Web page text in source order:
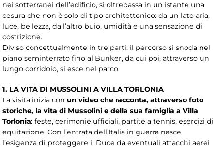
nei sotterranei dell’edificio, si oltrepassa in un istante una
cesura che non è solo di tipo architettonico: da un lato aria,
luce, bellezza, dall’altro buio, umidità e una sensazione di
costrizione.
Diviso concettualmente in tre parti, il percorso si snoda nel
piano seminterrato fino al Bunker, da cui poi, attraverso un
lungo corridoio, si esce nel parco.
1. LA VITA DI MUSSOLINI A VILLA TORLONIA
La visita inizia con un video che racconta, attraverso foto
storiche, la vita di Mussolini e della sua famiglia a Villa
Torlonia: feste, cerimonie ufficiali, partite a tennis, esercizi di
equitazione. Con l’entrata dell’Italia in guerra nasce
l’esigenza di proteggere il Duce da eventuali attacchi aerei